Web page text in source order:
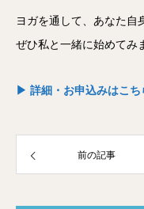
ヨガを通して、あなた自
ぜひ私と一緒に始めてみ
▶ 詳細・お申込みはこち
前の記事